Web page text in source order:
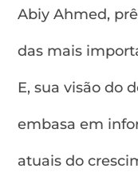
Abiy Ahmed,
das mais
E, sua visão do
embasa em
atuais do